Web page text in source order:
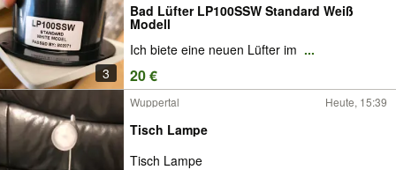
3
Bad Lüfter LP100SSW Standard Weiß
Modell
Ich biete eine neuen Lüfter im ...
20 €
Wuppertal Heute, 15:39
Tisch Lampe
Tisch Lampe